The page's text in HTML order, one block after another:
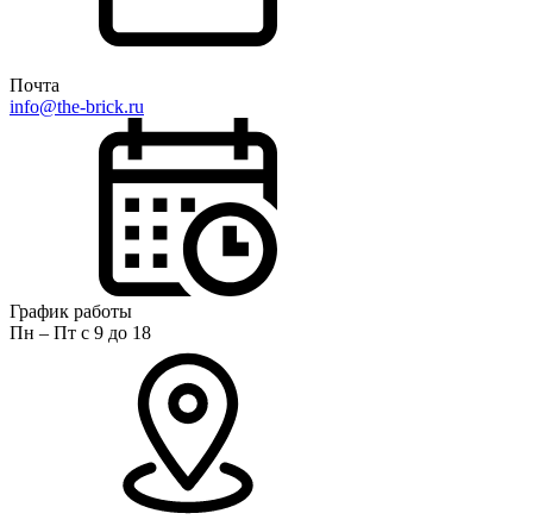
Почта
info@the-brick.ru
График работы
Пн – Пт с 9 до 18